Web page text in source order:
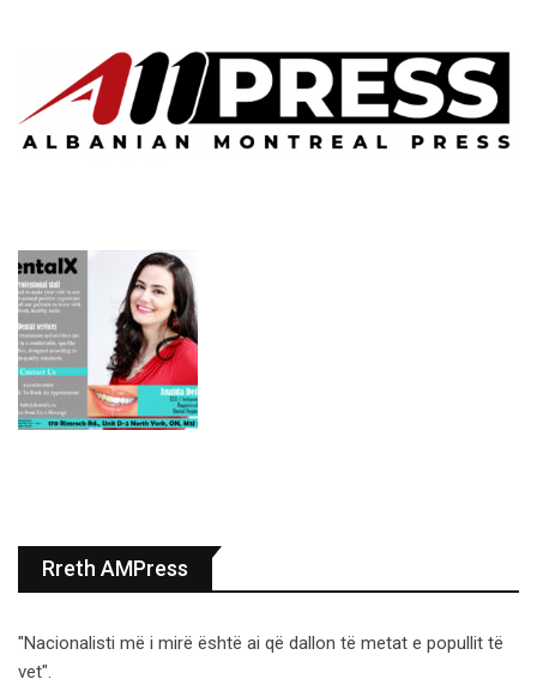
Rreth AMPress
"Nacionalisti më i mirë është ai që dallon të metat e popullit të
vet".